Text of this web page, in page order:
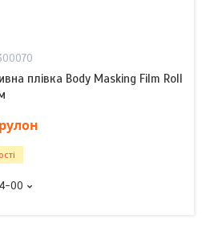
плівка Body Masking Film Roll
00